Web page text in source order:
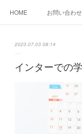
HOME お問い合わせ
2023.07.03 08:14
インターでの